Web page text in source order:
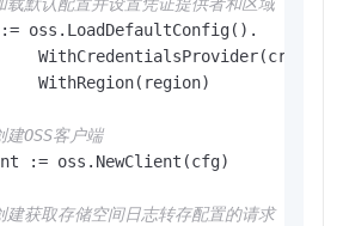
OSS客户端
获取存储空间日志转存配置的请求